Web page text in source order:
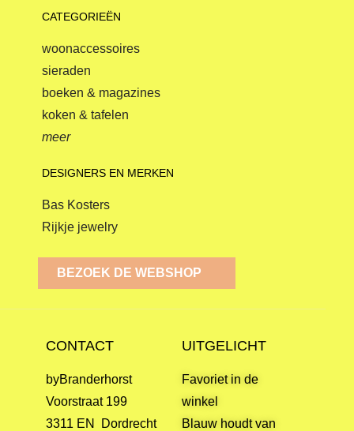
CATEGORIEËN
woonaccessoires
sieraden
boeken & magazines
koken & tafelen
meer
DESIGNERS EN MERKEN
Bas Kosters
Rijkje jewelry
BEZOEK DE WEBSHOP
CONTACT
byBranderhorst
Voorstraat 199
3311 EN Dordrecht
UITGELICHT
Favoriet in de
winkel
Blauw houdt van